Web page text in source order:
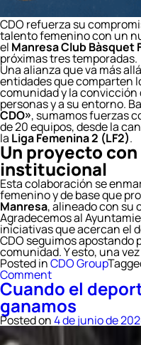
CDO refuerza su
talento femenino con un
el Manresa Club Bàsquet
próximas tres temporadas.
Una alianza que va más
entidades que comparten
comunidad y la convicción
personas y a su entorno.
CDO», sumamos fuerzas
de 20 equipos, desde la
la Liga Femenina 2 (LF2).
Un proyecto
institucional
Esta colaboración se
femenino y de base que
Manresa, alineado con su
Agradecemos al
iniciativas que acercan el
CDO seguimos apostando
comunidad. Y esto, una
Posted inCDO Group
Commenton
CDO
y
Manresa
Club
Bàsquet
Cuando el
ganamos
Posted on4 de junio de